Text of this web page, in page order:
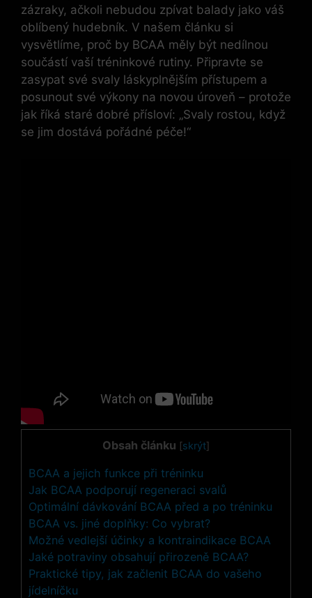
zázraky, ačkoli nebudou zpívat balady jako váš
oblíbený hudebník. V našem článku si
vysvětlíme, proč by BCAA měly být nedílnou
součástí vaší tréninkové rutiny. Připravte se
zasypat své svaly láskyplnějším přístupem a
posunout své výkony na novou úroveň – protože
jak říká staré dobré přísloví: „Svaly rostou, když
se jim dostává pořádné péče!“
Obsah článku [skrýt]
BCAA a jejich funkce při tréninku
Jak BCAA podporují regeneraci svalů
Optimální dávkování BCAA před a po tréninku
BCAA vs. jiné doplňky: Co vybrat?
Možné vedlejší účinky a kontraindikace BCAA
Jaké potraviny obsahují přirozeně BCAA?
Praktické tipy, jak začlenit BCAA do vašeho
jídelníčku